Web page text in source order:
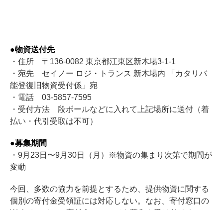
●物資送付先
・住所 〒136-0082 東京都江東区新木場3-1-1
・宛先 セイノー ロジ・トランス 新木場内 「カタリバ
能登復旧物資受付係」宛
・電話 03-5857-7595
・受付方法 段ボールなどに入れて上記場所に送付（着
払い・代引受取は不可）
●募集期間
・9月23日〜9月30日（月）※物資の集まり次第で期間が
変動
今回、多数の協力を前提とするため、提供物資に関する
個別の寄付金受領証には対応しない。なお、寄付窓口の